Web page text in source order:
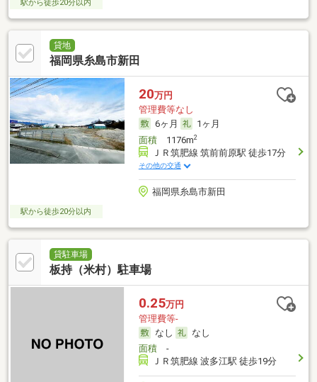
駅から徒歩20分以内
貸地
福岡県糸島市新田
20万円
管理費等なし
6ヶ月
1ヶ月
面積1176m2
ＪＲ筑肥線 筑前前原駅 徒歩17分
その他の交通
福岡県糸島市新田
駅から徒歩20分以内
貸駐車場
板持（米村）駐車場
0.25万円
管理費等-
なし
なし
面積-
ＪＲ筑肥線 波多江駅 徒歩19分